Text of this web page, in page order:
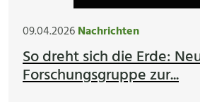
09.04.2026Nachrichten
So dreht sich die Erde:
Forschungsgruppe zur...